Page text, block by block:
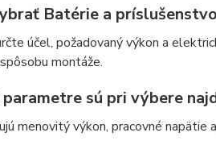
Batérie a
účel, požadovaný výkon a
montáže.
sú pri výbere
menovitý výkon, pracovné napätie